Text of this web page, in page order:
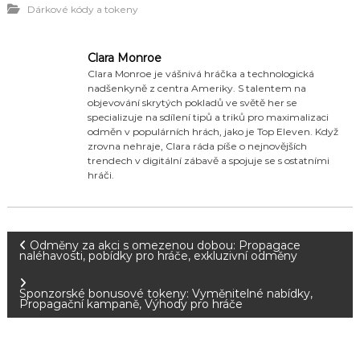
Dárkové kódy a tokeny
Clara Monroe
Clara Monroe je vášnivá hráčka a technologická
nadšenkyně z centra Ameriky. S talentem na
objevování skrytých pokladů ve světě her se
specializuje na sdílení tipů a triků pro maximalizaci
odměn v populárních hrách, jako je Top Eleven. Když
zrovna nehraje, Clara ráda píše o nejnovějších
trendech v digitální zábavě a spojuje se s ostatními
hráči.
P
o
s
Odměny za akci s omezenou dobou: Propagace
naléhavosti, pobídky pro hráče, exkluzivní odměny
Sponzorské bonusové tokeny: Vyměnitelné nabídky,
Propagační kampaně, Výhody pro hráče